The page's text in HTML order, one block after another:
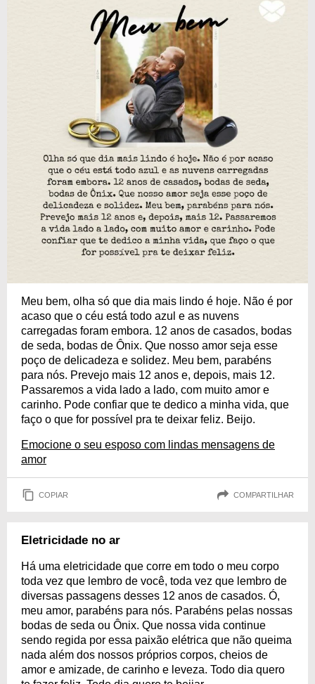
Meu bem, olha só que dia mais lindo é hoje. Não é por
acaso que o céu está todo azul e as nuvens
carregadas foram embora. 12 anos de casados, bodas
de seda, bodas de Ônix. Que nosso amor seja esse
poço de delicadeza e solidez. Meu bem, parabéns
para nós. Prevejo mais 12 anos e, depois, mais 12.
Passaremos a vida lado a lado, com muito amor e
carinho. Pode confiar que te dedico a minha vida, que
faço o que for possível pra te deixar feliz. Beijo.
Emocione o seu esposo com lindas mensagens de
amor
COPIAR COMPARTILHAR
Eletricidade no ar
Há uma eletricidade que corre em todo o meu corpo
toda vez que lembro de você, toda vez que lembro de
diversas passagens desses 12 anos de casados. Ó,
meu amor, parabéns para nós. Parabéns pelas nossas
bodas de seda ou Ônix. Que nossa vida continue
sendo regida por essa paixão elétrica que não queima
nada além dos nossos próprios corpos, cheios de
amor e amizade, de carinho e leveza. Todo dia quero